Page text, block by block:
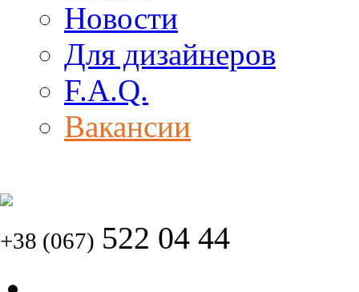
Новости
Для дизайнеров
F.A.Q.
Вакансии
+38 (067) 522 04 44